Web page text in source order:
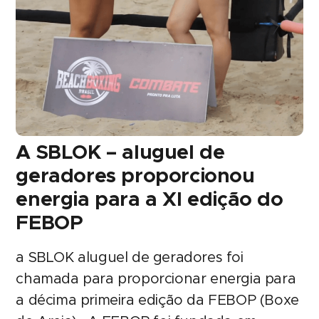
A SBLOK – aluguel de
geradores proporcionou
energia para a XI edição do
FEBOP
a SBLOK aluguel de geradores foi
chamada para proporcionar energia para
a décima primeira edição da FEBOP (Boxe